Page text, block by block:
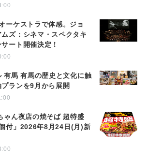
ーケストラで体感。ジョ
ズ：シネマ・スペクタキ
ート開催決定！
有馬 有馬の歴史と文化に触
ランを9月から展開
ゃん夜店の焼そば 超特盛
付」2026年8月24日(月)新